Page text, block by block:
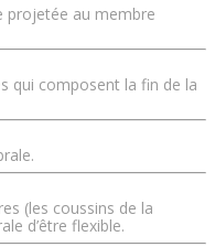
projetée au membre
qui composent la fin de la
(les coussins de la
d’être flexible.